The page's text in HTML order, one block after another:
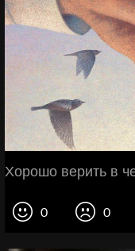
Хорошо верить в
0 0